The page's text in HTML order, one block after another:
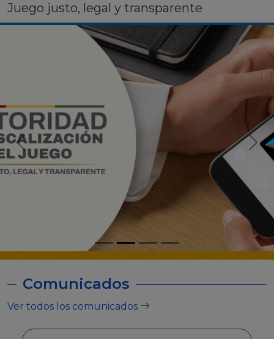
Juego justo, legal y transparente
Comunicados
Ver todos los comunicados